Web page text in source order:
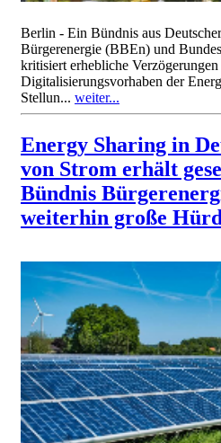
Berlin - Ein Bündnis aus
Bürgerenergie (BBEn) und
kritisiert erhebliche Verzögerungen
Digitalisierungsvorhaben der
Stellun... weiter...
Energy Sharing in
von Strom erhält
Bündnis
weiterhin große